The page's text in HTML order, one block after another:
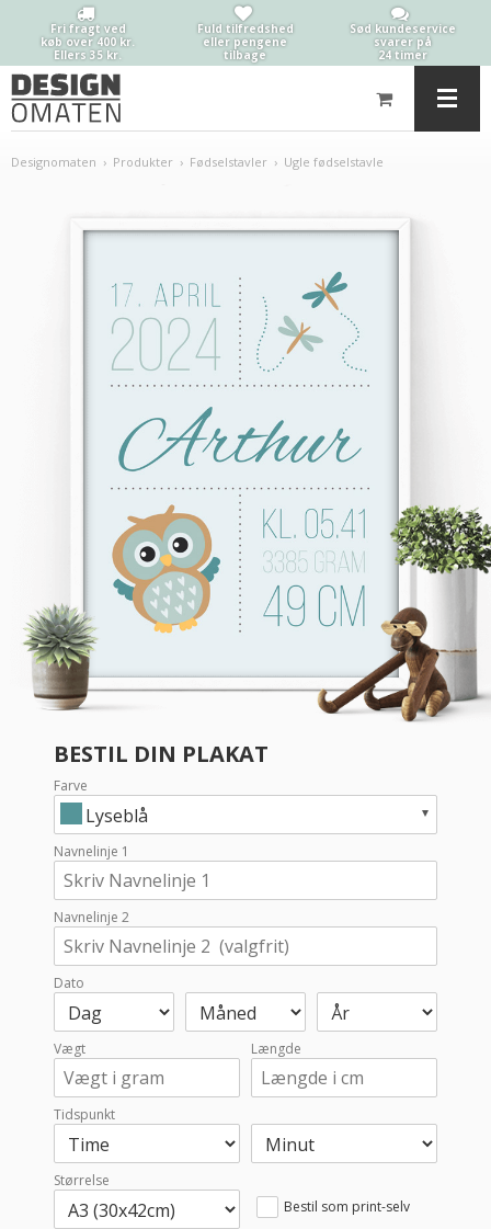
Fri fragt ved
køb over 400 kr.
Ellers 35 kr.
Fuld tilfredshed
eller pengene
tilbage
Sød kundeservice
svarer på
24 timer
Designomaten › Produkter › Fødselstavler › Ugle fødselstavle
BESTIL DIN PLAKAT
Farve
Lyseblå
Navnelinje 1
Navnelinje 2
Dato
Vægt Længde
Tidspunkt
Størrelse
Bestil som print-selv